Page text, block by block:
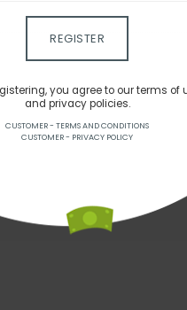
REGISTER
you agree to our terms of
and privacy policies.
CUSTOMER - TERMS AND CONDITIONS
CUSTOMER - PRIVACY POLICY